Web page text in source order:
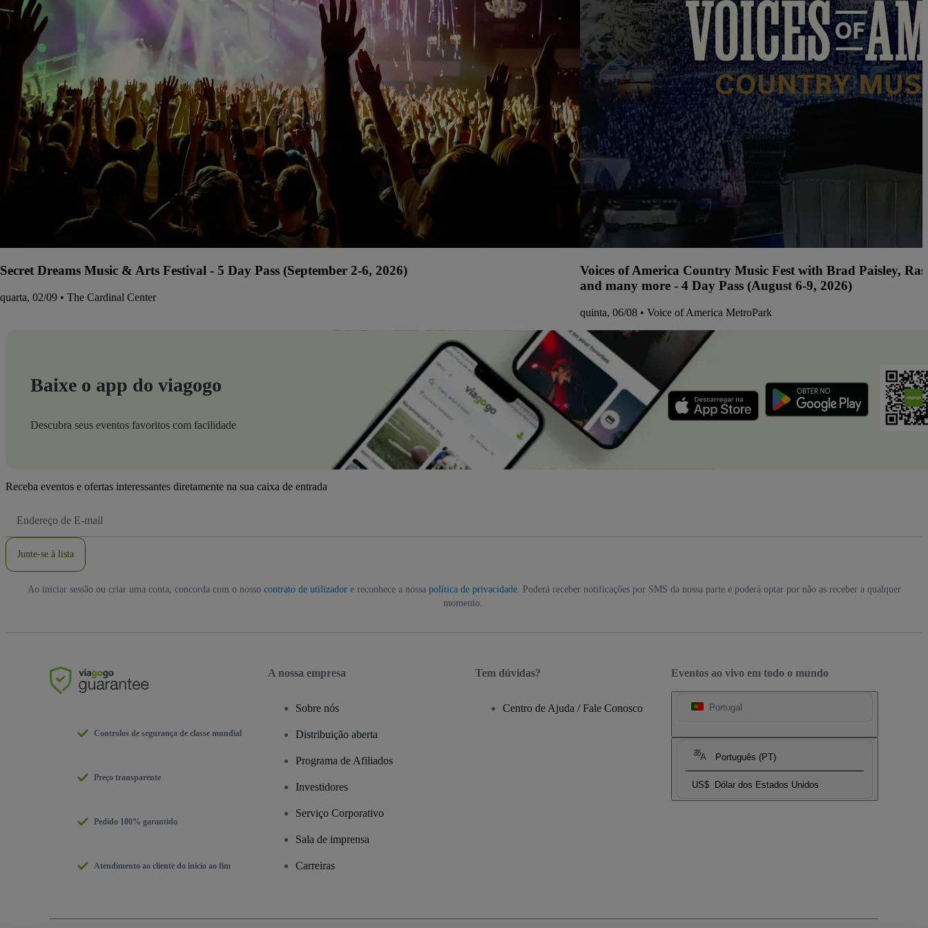
Secret Dreams Music & Arts Festival - 5 Day Pass (September 2-6, 2026)
quarta, 02/09 • The Cardinal Center
Voices of America Country Music Fest with Brad Paisley,
and many more - 4 Day Pass (August 6-9, 2026)
quinta, 06/08 • Voice of America MetroPark
Baixe o app do viagogo
Descubra seus eventos favoritos com facilidade
Receba eventos e ofertas interessantes diretamente na sua caixa de entrada
de
Junte-se à lista
Ao iniciar sessão ou criar uma conta, concorda com o nosso contrato de utilizadore reconhece a nossa política de privacidade. Poderá receber notificações por SMS da nossa parte e poderá optar por não as receber a qualquer
momento.
Eventos ao vivo em todo o mundo
Portugal
Português (PT)
US$ Dólar dos Estados Unidos
Controlos de segurança de classe mundial
Preço transparente
Pedido 100% garantido
Atendimento ao cliente do início ao fim
A nossa empresa
Sobre nós
Distribuição aberta
Programa de Afiliados
Investidores
Serviço Corporativo
Sala de imprensa
Carreiras
Tem dúvidas?
Centro de Ajuda / Fale Conosco